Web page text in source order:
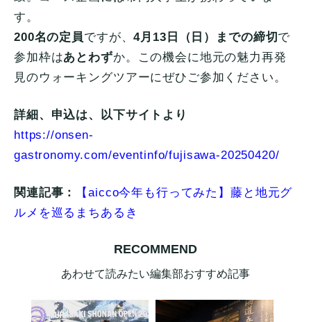
す。
200名の定員ですが、4月13日（日）までの締切 で
参加枠はあとわずか。この機会に地元の魅力再発
見のウォーキングツアーにぜひご参加ください。
詳細、申込は、以下サイトより
https://onsen-
gastronomy.com/eventinfo/fujisawa-20250420/
関連記事：
【aicco今年も行ってみた】藤と地元グ
ルメを巡るまちあるき
RECOMMEND
あわせて読みたい編集部おすすめ記事